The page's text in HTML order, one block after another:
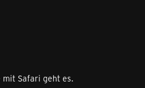
mit Safari geht es.